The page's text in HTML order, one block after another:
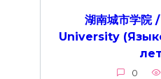
湖南城市学
University
0